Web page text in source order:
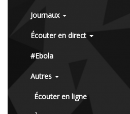
Journaux
Écouter en direct
#Ebola
Autres
Écouter en ligne